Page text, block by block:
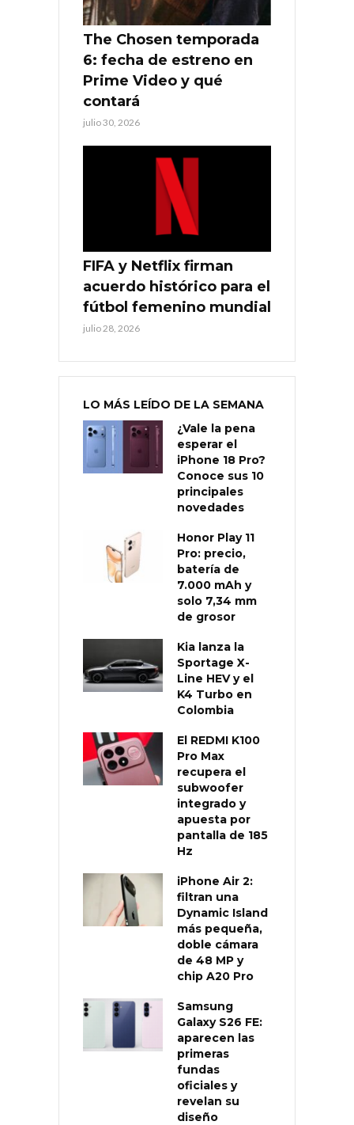
The Chosen temporada
6: fecha de estreno en
Prime Video y qué
contará
julio 30, 2026
FIFA y Netflix firman
acuerdo histórico para el
fútbol femenino mundial
julio 28, 2026
LO MÁS LEÍDO DE LA SEMANA
¿Vale la pena
esperar el
iPhone 18 Pro?
Conoce sus 10
principales
novedades
Honor Play 11
Pro: precio,
batería de
7.000 mAh y
solo 7,34 mm
de grosor
Kia lanza la
Sportage X-
Line HEV y el
K4 Turbo en
Colombia
El REDMI K100
Pro Max
recupera el
subwoofer
integrado y
apuesta por
pantalla de 185
Hz
iPhone Air 2:
filtran una
Dynamic Island
más pequeña,
doble cámara
de 48 MP y
chip A20 Pro
Samsung
Galaxy S26 FE:
aparecen las
primeras
fundas
oficiales y
revelan su
diseño